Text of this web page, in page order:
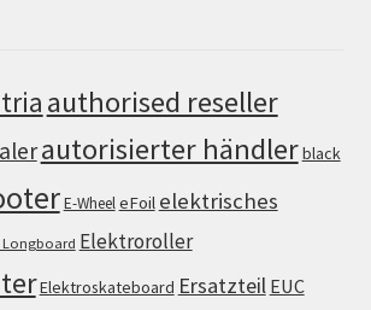
authorised reseller
autorisierter händlerblack
E-WheeleFoil elektrisches
Longboard Elektroroller
Elektroskateboard Ersatzteil EUC